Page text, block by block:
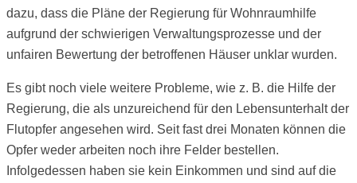
dazu, dass die Pläne der Regierung für Wohnraumhilfe
aufgrund der schwierigen Verwaltungsprozesse und der
unfairen Bewertung der betroffenen Häuser unklar wurden.
Es gibt noch viele weitere Probleme, wie z. B. die Hilfe der
Regierung, die als unzureichend für den Lebensunterhalt der
Flutopfer angesehen wird. Seit fast drei Monaten können die
Opfer weder arbeiten noch ihre Felder bestellen.
Infolgedessen haben sie kein Einkommen und sind auf die